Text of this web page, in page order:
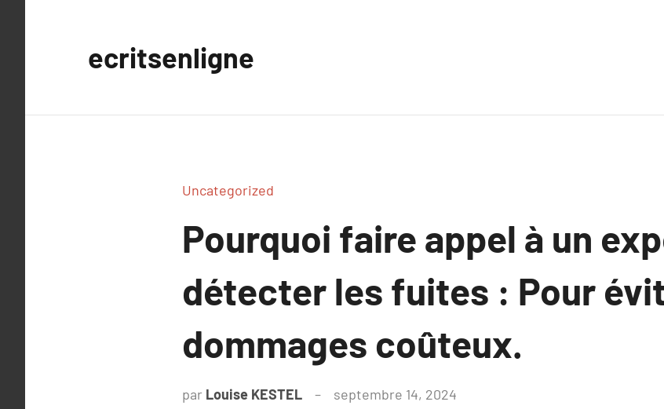
ecritsenligne
Uncategorized
Pourquoi faire appel à un
détecter les fuites : Pour
dommages coûteux.
par Louise KESTEL septembre 14, 2024